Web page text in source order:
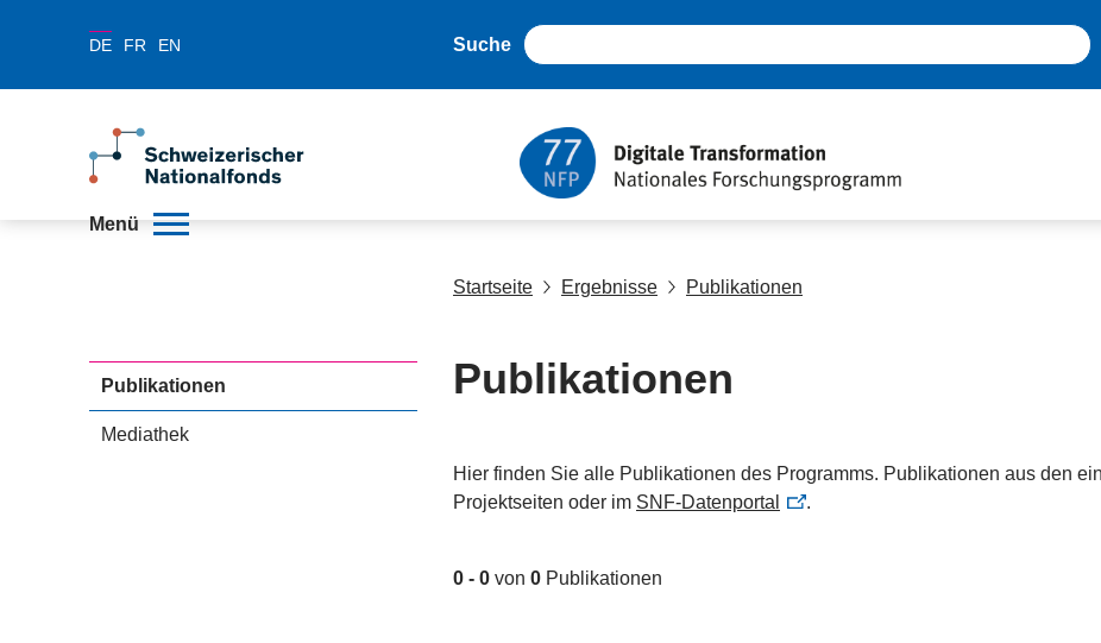
DE FR EN Suche
Menü
Startseite Ergebnisse Publikationen
Publikationen
Mediathek
Publikationen
Hier finden Sie alle Publikationen des Programms. Publikationen aus den
Projektseiten oder im SNF-Datenportal .
0 - 0 von 0 Publikationen